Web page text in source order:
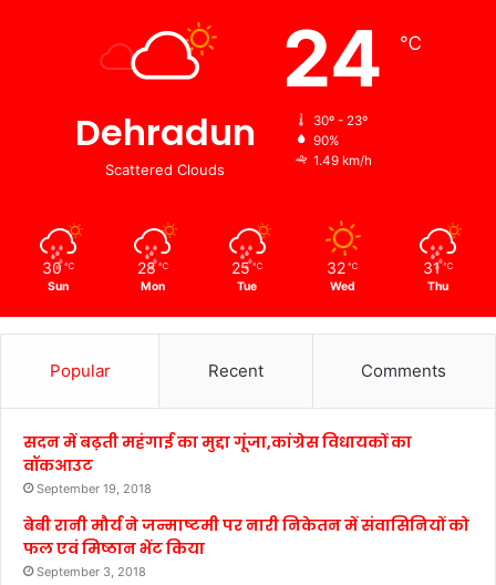
Dehradun
Scattered Clouds
24 ℃
30º - 23º
90%
1.49 km/h
30 ℃
Sun
28 ℃
Mon
25 ℃
Tue
32 ℃
Wed
31 ℃
Thu
Popular Recent Comments
सदन में बढ़ती महंगाई का मुद्दा गूंजा,कांग्रेस विधायकों का
वॉकआउट
September 19, 2018
बेबी रानी मौर्य ने जन्माष्टमी पर नारी निकेतन में संवासिनियों को
फल एवं मिष्ठान भेंट किया
September 3, 2018